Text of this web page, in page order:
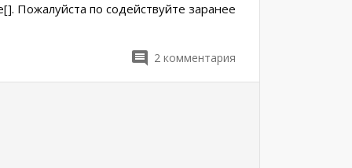
Пожалуйста по содействуйте заранее
2 комментария